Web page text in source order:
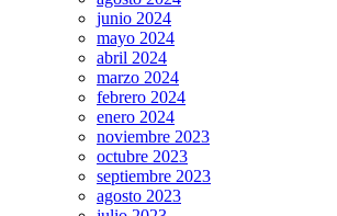
junio 2024
mayo 2024
abril 2024
marzo 2024
febrero 2024
enero 2024
noviembre 2023
octubre 2023
septiembre 2023
agosto 2023